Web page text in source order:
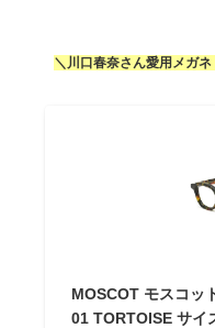
＼川口春奈さん愛用メガ
MOSCOT モスコッ
01 TORTOISE サイ